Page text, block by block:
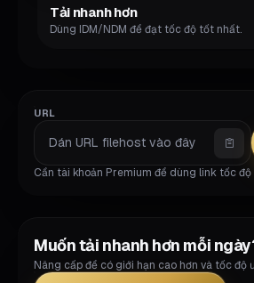
Tải nhanh hơn
Dùng IDM/NDM để đạt tốc độ tốt nhất.
URL
Cần tài khoản Premium để dùng link tốc độ
Muốn tải nhanh hơn mỗi
Nâng cấp để có giới hạn cao hơn và tốc độ